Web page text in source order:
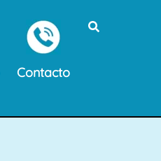
Contacto